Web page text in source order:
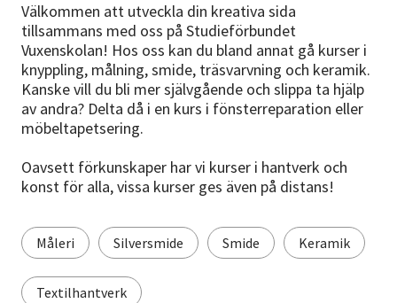
Avdelningar
Lyssna
Välkommen att utveckla din kreativa sida
tillsammans med oss på Studieförbundet
Vuxenskolan! Hos oss kan du bland annat gå kurser i
knyppling, målning, smide, träsvarvning och keramik.
Kanske vill du bli mer självgående och slippa ta hjälp
av andra? Delta då i en kurs i fönsterreparation eller
möbeltapetsering.
Oavsett förkunskaper har vi kurser i hantverk och
konst för alla, vissa kurser ges även på distans!
Måleri Silversmide Smide Keramik
Textilhantverk